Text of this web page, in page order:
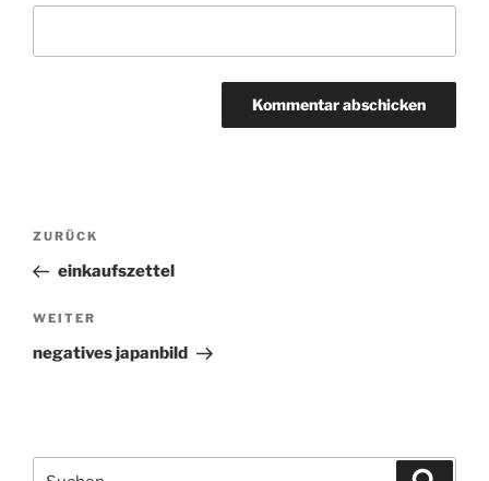
Beitragsnavigation
Vorheriger
Beitrag
ZURÜCK
einkaufszettel
Nächster
Beitrag
WEITER
negatives japanbild
Suchen